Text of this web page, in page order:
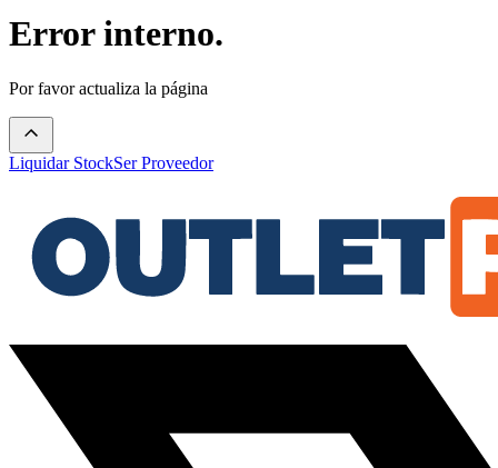
Error interno.
Por favor actualiza la página
Liquidar StockSer Proveedor